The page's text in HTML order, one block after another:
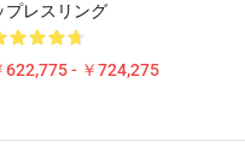
プレスリング
622,775 - ￥724,275